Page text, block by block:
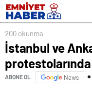
200 okunma
İstanbul ve
ABONE OL News